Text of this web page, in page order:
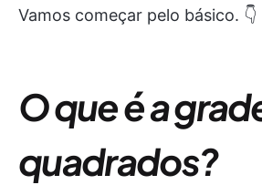
Vamos começar pelo básico. 👇
O que é a
quadrados?